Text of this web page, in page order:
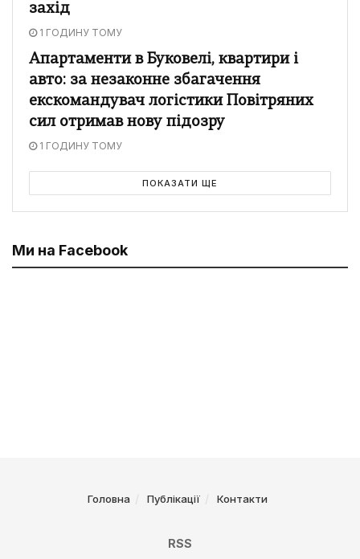
захід
1 ГОДИНУ ТОМУ
Апартаменти в Буковелі, квартири і
авто: за незаконне збагачення
екскомандувач логістики Повітряних
сил отримав нову підозру
1 ГОДИНУ ТОМУ
ПОКАЗАТИ ЩЕ
Ми на Facebook
Головна Публікації Контакти
RSS